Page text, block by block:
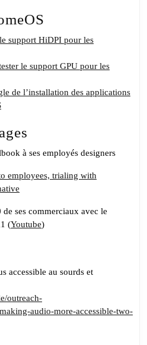
support HiDPI pour les
le support GPU pour les
de l’installation des applications
à ses employés designers
employees, trialing with
ses commerciaux avec le
(Youtube)
accessible au sourds et
outreach-
audio-more-accessible-two-